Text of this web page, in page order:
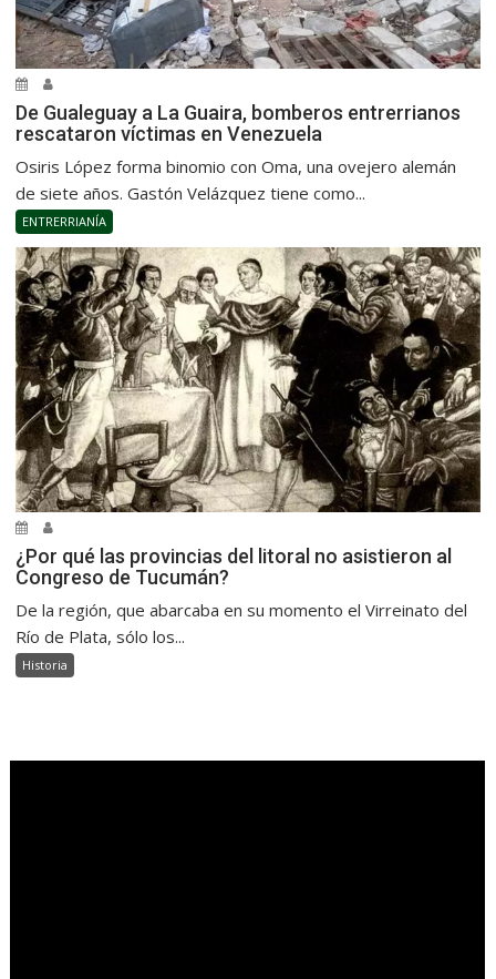
De Gualeguay a La Guaira, bomberos entrerrianos
rescataron víctimas en Venezuela
Osiris López forma binomio con Oma, una ovejero alemán
de siete años. Gastón Velázquez tiene como...
ENTRERRIANÍA
¿Por qué las provincias del litoral no asistieron al
Congreso de Tucumán?
De la región, que abarcaba en su momento el Virreinato del
Río de Plata, sólo los...
Historia